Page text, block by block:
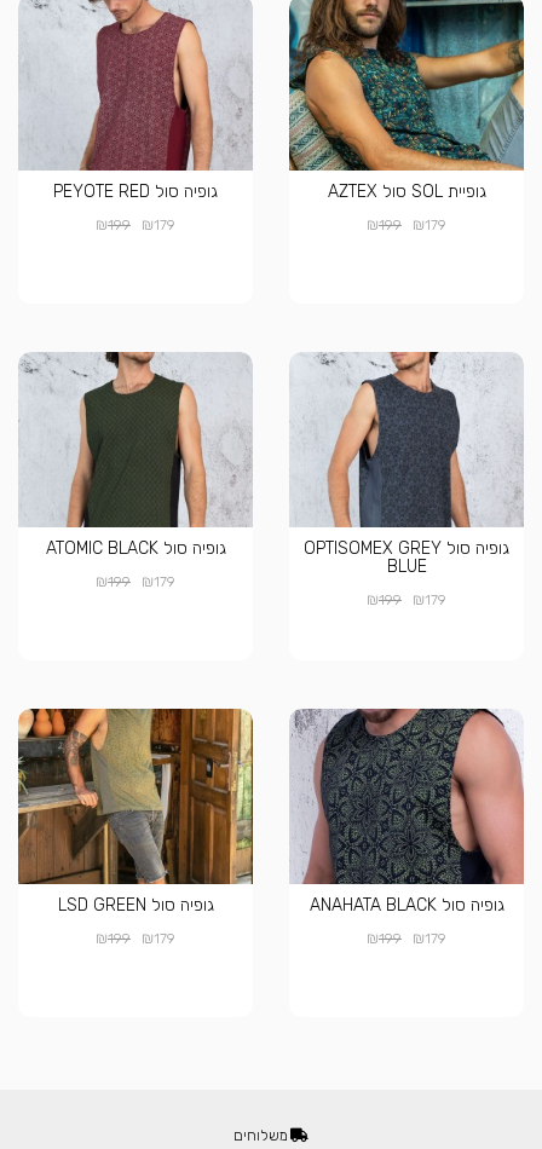
גופיית SOL סול AZTEX
₪179
₪199
גופיה סול PEYOTE RED
₪179
₪199
גופיה סול OPTISOMEX GREY
BLUE
₪179
₪199
גופיה סול ATOMIC BLACK
₪179
₪199
גופיה סול ANAHATA BLACK
₪179
₪199
גופיה סול LSD GREEN
₪179
₪199
משלוחים